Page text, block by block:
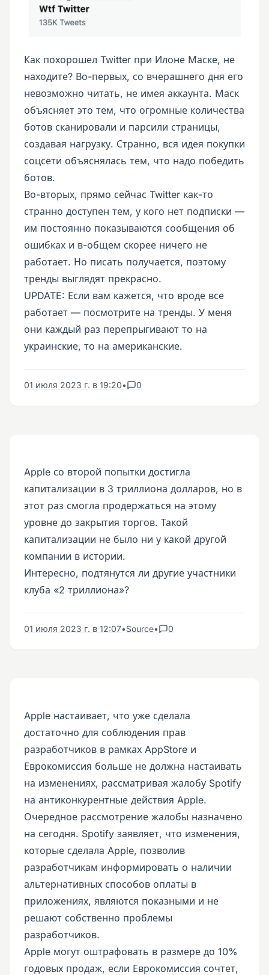
Как похорошел Twitter при Илоне Маске, не
находите? Во-первых, со вчерашнего дня его
невозможно читать, не имея аккаунта. Маск
объясняет это тем, что огромные количества
ботов сканировали и парсили страницы,
создавая нагрузку. Странно, вся идея покупки
соцсети объяснялась тем, что надо победить
ботов.
Во-вторых, прямо сейчас Twitter как-то
странно доступен тем, у кого нет подписки —
им постоянно показываются сообщения об
ошибках и в-общем скорее ничего не
работает. Но писать получается, поэтому
тренды выглядят прекрасно.
UPDATE: Если вам кажется, что вроде все
работает — посмотрите на тренды. У меня
они каждый раз перепрыгивают то на
украинские, то на американские.
01 июля 2023 г. в 19:20• 0
Apple со второй попытки достигла
капитализации в 3 триллиона долларов, но в
этот раз смогла продержаться на этому
уровне до закрытия торгов. Такой
капитализации не было ни у какой другой
компании в истории.
Интересно, подтянутся ли другие участники
клуба «2 триллиона»?
01 июля 2023 г. в 12:07•Source• 0
Apple настаивает, что уже сделала
достаточно для соблюдения прав
разработчиков в рамках AppStore и
Еврокомиссия больше не должна настаивать
на изменениях, рассматривая жалобу Spotify
на антиконкурентные действия Apple.
Очередное рассмотрение жалобы назначено
на сегодня. Spotify заявляет, что изменения,
которые сделала Apple, позволив
разработчикам информировать о наличии
альтернативных способов оплаты в
приложениях, являются показными и не
решают собственно проблемы
разработчиков.
Apple могут оштрафовать в размере до 10%
годовых продаж, если Еврокомиссия сочтет,